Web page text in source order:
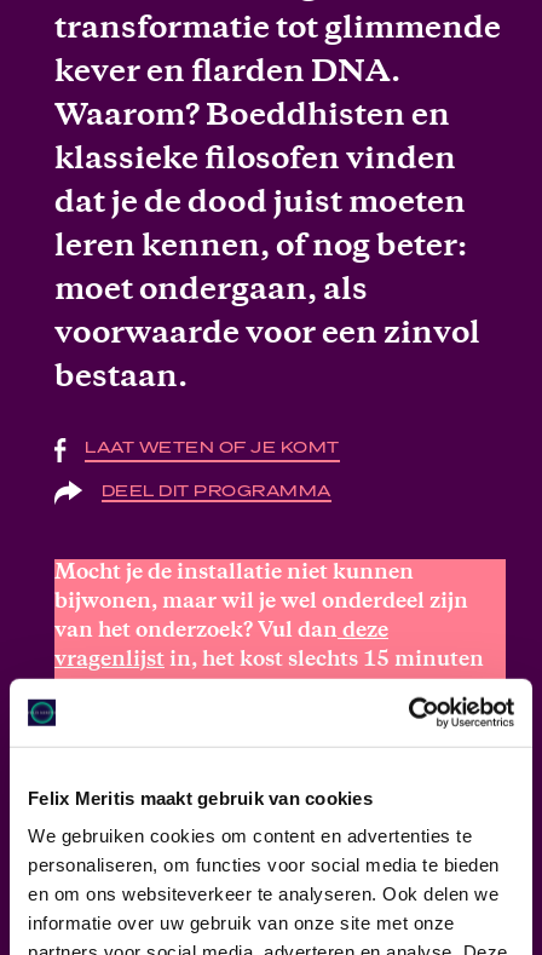
Felix Meritis maakt gebruik van cookies
We gebruiken cookies om content en advertenties te
personaliseren, om functies voor social media te bieden
en om ons websiteverkeer te analyseren. Ook delen we
informatie over uw gebruik van onze site met onze
transformatie tot glimmende
kever en flarden DNA.
Waarom? Boeddhisten en
klassieke filosofen vinden
dat je de dood juist moeten
leren kennen, of nog beter:
moet ondergaan, als
voorwaarde voor een zinvol
bestaan.
LAAT WETEN OF JE KOMT
DEEL DIT PROGRAMMA
Mocht je de installatie niet kunnen
bijwonen, maar wil je wel onderdeel zijn
van het onderzoek? Vul dan deze
vragenlijst in, het kost slechts 15 minuten
Mori Birthday Calendar
opgestuurd.
cemetery contemplations
meditatie waarin je alle stadia van verval
visualiseert. Kunstenaars Bakels en Mascini
hebben wetenschappers gevraagd te
reageren op de stadia van ontbinding in de